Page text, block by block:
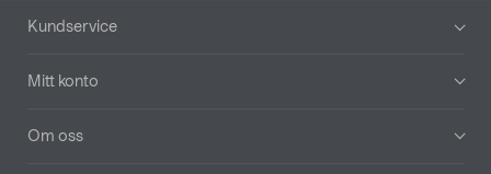
Sidfot
Kundservice
Mitt konto
Om oss